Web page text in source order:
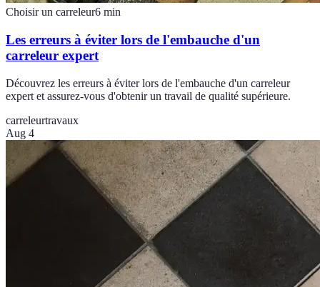
Choisir un carreleur6 min
Les erreurs à éviter lors de l'embauche d'un
carreleur expert
Découvrez les erreurs à éviter lors de l'embauche d'un carreleur
expert et assurez-vous d'obtenir un travail de qualité supérieure.
carreleurtravaux
Aug 4